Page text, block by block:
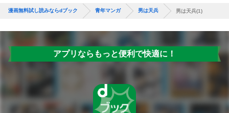
漫画無料試し読みならdブック 青年マンガ 男は天兵 男は天兵(1)
アプリならもっと便利で快適に！